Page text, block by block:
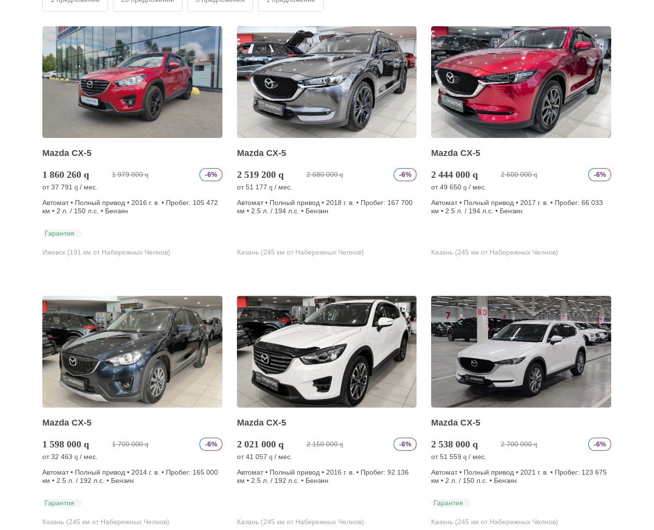
Mazda CX-5
1 860 260 q 1 979 000 q
-6%
от37 791 q / мес.
Автомат • Полный привод • 2016 г. в. • Пробег: 105 472
км • 2 л. / 150 л.с. • Бензин
Гарантия
Ижевск (191 км от Набережных Челнов)
Mazda CX-5
2 519 200 q 2 680 000 q
-6%
от51 177 q / мес.
Автомат • Полный привод • 2018 г. в. • Пробег: 167 700
км • 2.5 л. / 194 л.с. • Бензин
Казань (245 км от Набережных Челнов)
Mazda CX-5
2 444 000 q 2 600 000 q
-6%
от49 650 q / мес.
Автомат • Полный привод • 2017 г. в. • Пробег: 66 033
км • 2.5 л. / 194 л.с. • Бензин
Казань (245 км от Набережных Челнов)
Mazda CX-5
1 598 000 q 1 700 000 q
-6%
от32 463 q / мес.
Автомат • Полный привод • 2014 г. в. • Пробег: 165 000
км • 2.5 л. / 192 л.с. • Бензин
Гарантия
Казань (245 км от Набережных Челнов)
Mazda CX-5
2 021 000 q 2 150 000 q
-6%
от41 057 q / мес.
Автомат • Полный привод • 2016 г. в. • Пробег: 92 136
км • 2.5 л. / 192 л.с. • Бензин
Казань (245 км от Набережных Челнов)
Mazda CX-5
2 538 000 q 2 700 000 q
-6%
от51 559 q / мес.
Автомат • Полный привод • 2021 г. в. • Пробег: 123 675
км • 2 л. / 150 л.с. • Бензин
Гарантия
Казань (245 км от Набережных Челнов)